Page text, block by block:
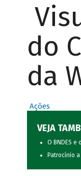
do
da
Ações
VEJA
O BNDES e
Patrocínio